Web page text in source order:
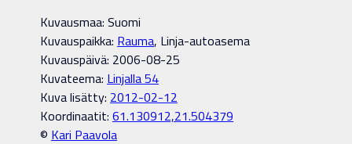
Kuvausmaa: Suomi
Kuvauspaikka: Rauma, Linja-autoasema
Kuvauspäivä: 2006-08-25
Kuvateema: Linjalla 54
Kuva lisätty: 2012-02-12
Koordinaatit: 61.130912,21.504379
© Kari Paavola